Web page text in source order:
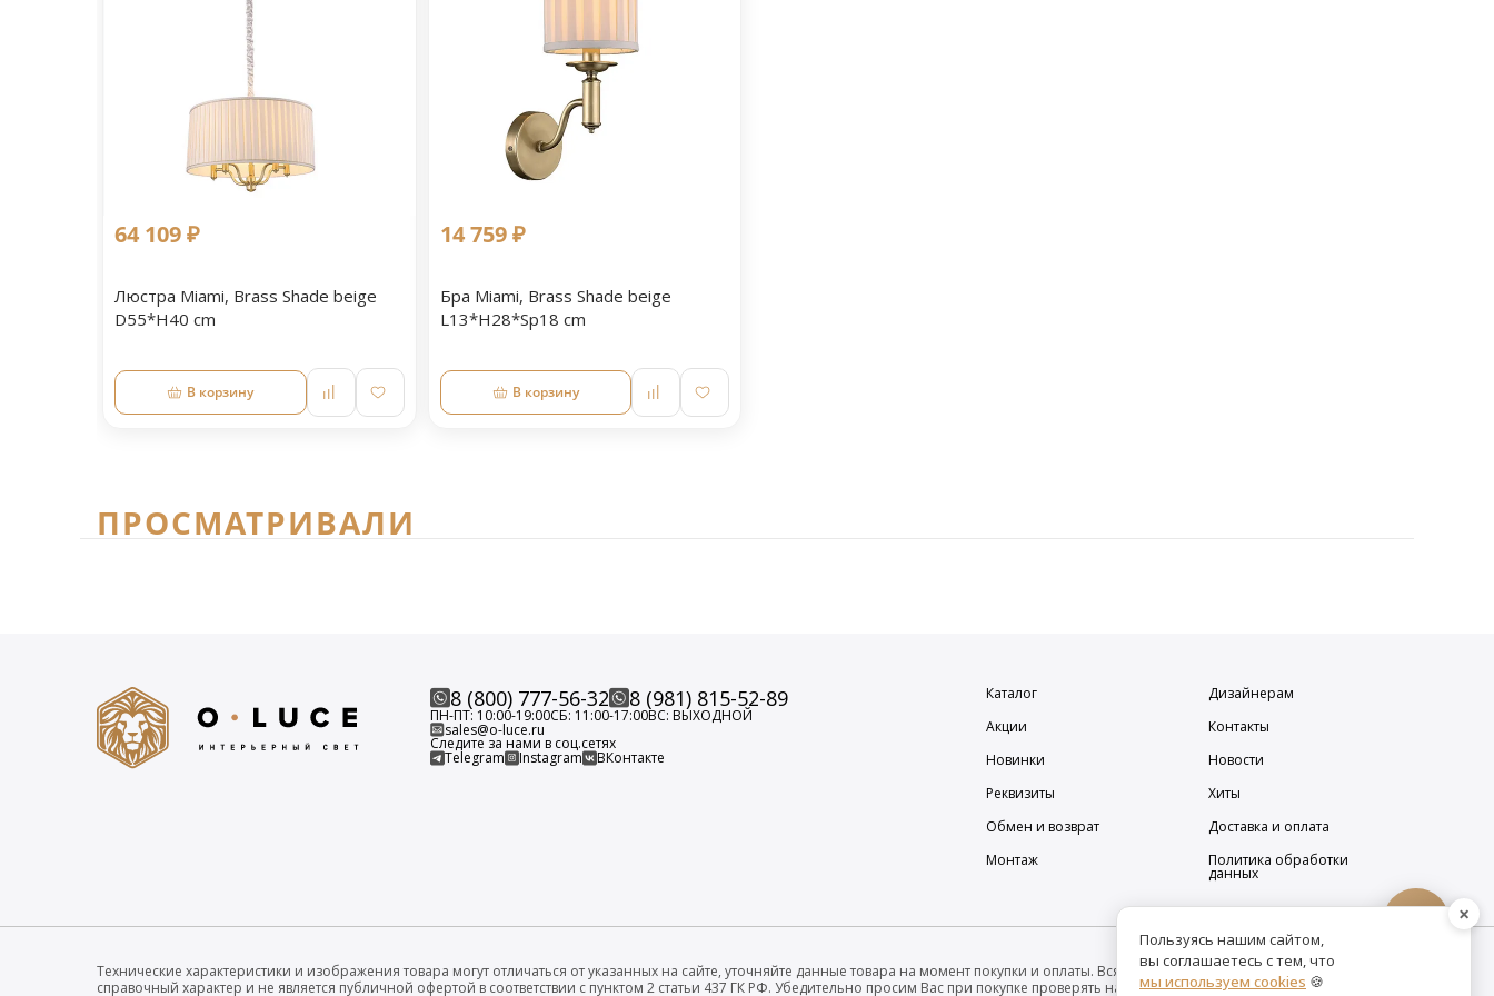
64 109 ₽
Люстра Miami, Brass Shade beige
D55*H40 cm
В корзину
14 759 ₽
Бра Miami, Brass Shade beige
L13*H28*Sp18 cm
В корзину
ПРОСМАТРИВАЛИ
8 (800) 777-56-32 8 (981) 815-52-89
ПН-ПТ: 10:00-19:00СБ: 11:00-17:00ВС: ВЫХОДНОЙ
sales@o-luce.ru
Следите за нами в соц.сетях
Telegram Instagram ВКонтакте
Каталог
Дизайнерам
Акции
Контакты
Новинки
Новости
Реквизиты
Хиты
Обмен и возврат
Доставка и оплата
Монтаж
Политика обработки
данных
Технические характеристики и изображения товара могут отличаться от указанных на сайте, уточняйте данные товара на момент покупки и оплаты. Вся информация на сайте о товарах носит
справочный характер и не является публичной офертой в соответствии с пунктом 2 статьи 437 ГК РФ. Убедительно просим Вас при покупке проверять наличие желаемых функций и
Пользуясь нашим сайтом,
вы соглашаетесь с тем, что
мы используем cookies 🍪
×